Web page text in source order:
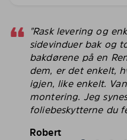
"Rask levering og
sidevinduer bak og
bakdørene på en
dem, er det enkelt,
igjen, like enkelt.
montering. Jeg
foliebeskytterne du
Robert